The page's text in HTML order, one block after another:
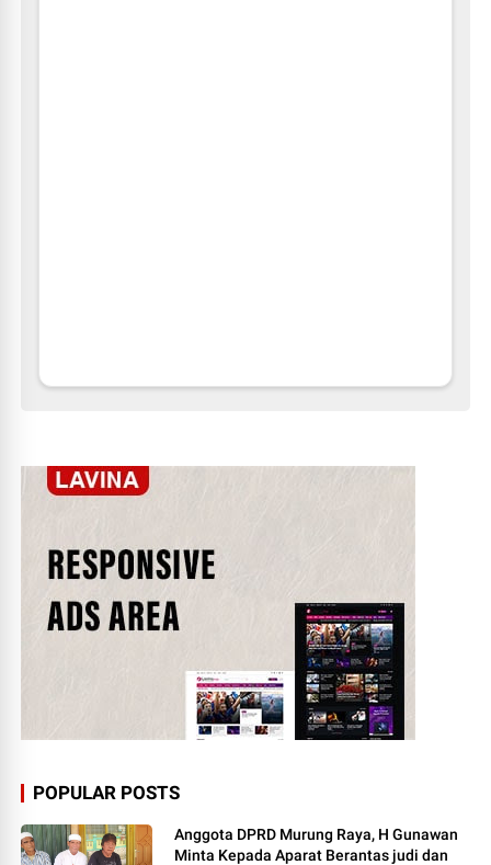
POPULAR POSTS
Anggota DPRD Murung Raya, H Gunawan
Minta Kepada Aparat Berantas judi dan